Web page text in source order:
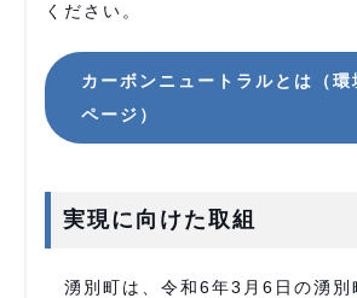
ください。
カーボンニュートラルとは（環
ページ）
実現に向けた取組
湧別町は、令和6年3月6日の湧別